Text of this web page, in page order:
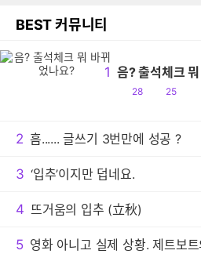
BEST 커뮤니티
1 음? 출석체크
공
28
댓
25
2 흠...... 글쓰기 3번만에 성공 ?
3 ‘입추’이지만 덥네요.
4 뜨거움의 입추 (立秋)
5